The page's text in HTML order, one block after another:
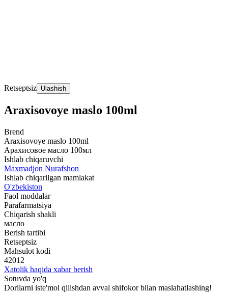
Retseptsiz Ulashish
Araxisovoye maslo 100ml
Brend
Araxisovoye maslo 100ml
Арахисовое масло 100мл
Ishlab chiqaruvchi
Maxmadjon Nurafshon
Ishlab chiqarilgan mamlakat
O'zbekiston
Faol moddalar
Parafarmatsiya
Chiqarish shakli
масло
Berish tartibi
Retseptsiz
Mahsulot kodi
42012
Xatolik haqida xabar berish
Sotuvda yo'q
Dorilarni iste'mol qilishdan avval shifokor bilan maslahatlashing!